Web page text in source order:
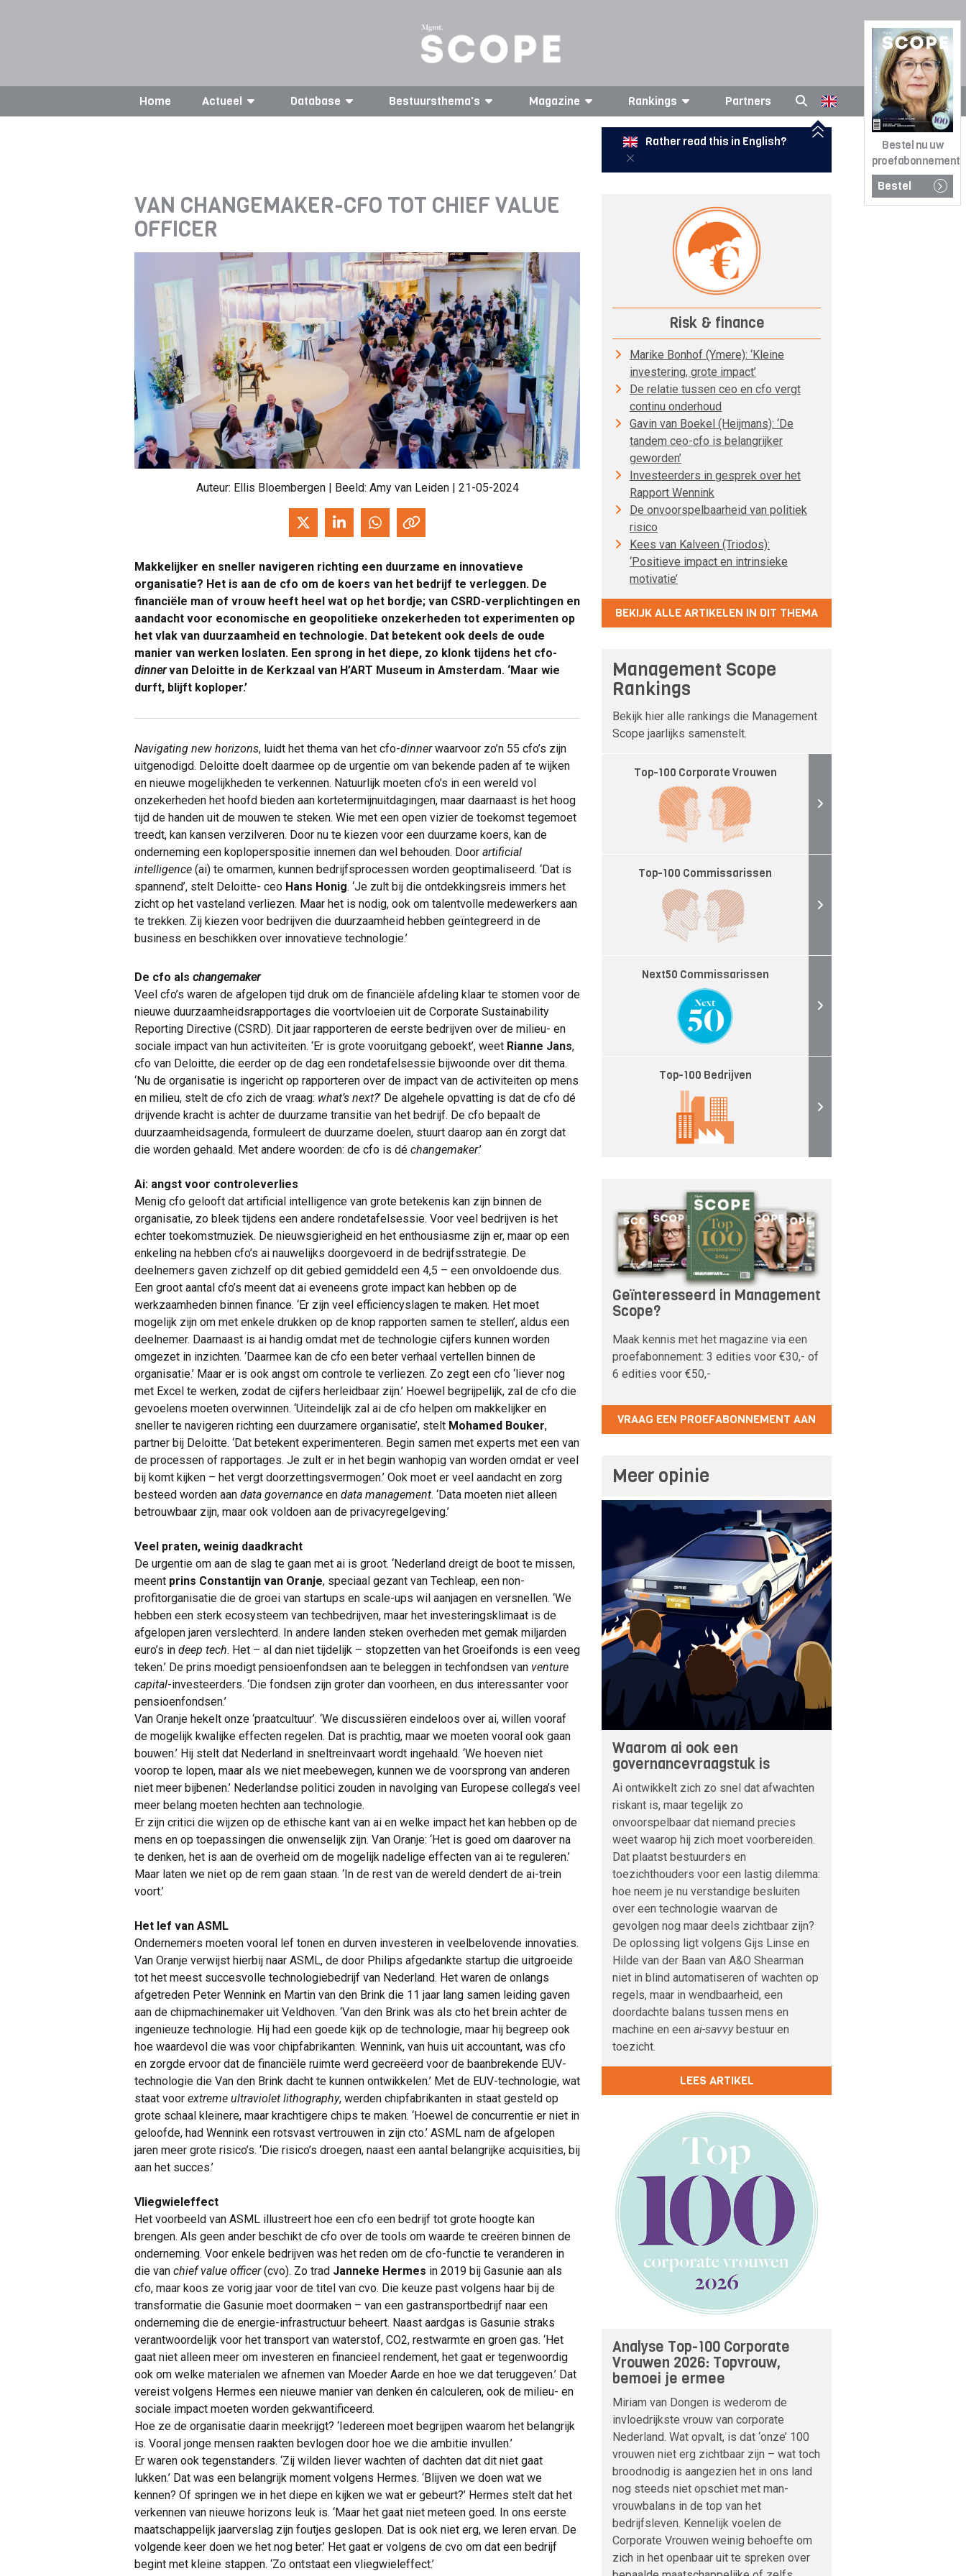
Bestel nu uw
proefabonnement
Bestel
Home Actueel Database Bestuursthema's Magazine Rankings Partners
Rather read this in English?
VAN CHANGEMAKER-CFO TOT CHIEF VALUE
OFFICER
Auteur: Ellis Bloembergen| Beeld: Amy van Leiden | 21-05-2024
Makkelijker en sneller navigeren richting een duurzame en innovatieve
organisatie? Het is aan de cfo om de koers van het bedrijf te verleggen. De
financiële man of vrouw heeft heel wat op het bordje; van CSRD-verplichtingen en
aandacht voor economische en geopolitieke onzekerheden tot experimenten op
het vlak van duurzaamheid en technologie. Dat betekent ook deels de oude
manier van werken loslaten. Een sprong in het diepe, zo klonk tijdens het cfo-
dinnervan Deloitte in de Kerkzaal van H’ART Museum in Amsterdam. ‘Maar wie
durft, blijft koploper.’
Navigating new horizons, luidt het thema van het cfo-dinnerwaarvoor zo’n 55 cfo’s zijn
uitgenodigd. Deloitte doelt daarmee op de urgentie om van bekende paden af te wijken
en nieuwe mogelijkheden te verkennen. Natuurlijk moeten cfo’s in een wereld vol
onzekerheden het hoofd bieden aan kortetermijnuitdagingen, maar daarnaast is het hoog
tijd de handen uit de mouwen te steken. Wie met een open vizier de toekomst tegemoet
treedt, kan kansen verzilveren. Door nu te kiezen voor een duurzame koers, kan de
onderneming een koploperspositie innemen dan wel behouden. Door artificial
intelligence (ai) te omarmen, kunnen bedrijfsprocessen worden geoptimaliseerd. ‘Dat is
spannend’, stelt Deloitte- ceo Hans Honig. ‘Je zult bij die ontdekkingsreis immers het
zicht op het vasteland verliezen. Maar het is nodig, ook om talentvolle medewerkers aan
te trekken. Zij kiezen voor bedrijven die duurzaamheid hebben geïntegreerd in de
business en beschikken over innovatieve technologie.’
De cfo als changemaker
Veel cfo’s waren de afgelopen tijd druk om de financiële afdeling klaar te stomen voor de
nieuwe duurzaamheidsrapportages die voortvloeien uit de Corporate Sustainability
Reporting Directive (CSRD). Dit jaar rapporteren de eerste bedrijven over de milieu- en
sociale impact van hun activiteiten. ‘Er is grote vooruitgang geboekt’, weet Rianne Jans,
cfo van Deloitte, die eerder op de dag een rondetafelsessie bijwoonde over dit thema.
‘Nu de organisatie is ingericht op rapporteren over de impact van de activiteiten op mens
en milieu, stelt de cfo zich de vraag: what’s next?’ De algehele opvatting is dat de cfo dé
drijvende kracht is achter de duurzame transitie van het bedrijf. De cfo bepaalt de
duurzaamheidsagenda, formuleert de duurzame doelen, stuurt daarop aan én zorgt dat
die worden gehaald. Met andere woorden: de cfo is dé changemaker.’
Ai: angst voor controleverlies
Menig cfo gelooft dat artificial intelligence van grote betekenis kan zijn binnen de
organisatie, zo bleek tijdens een andere rondetafelsessie. Voor veel bedrijven is het
echter toekomstmuziek. De nieuwsgierigheid en het enthousiasme zijn er, maar op een
enkeling na hebben cfo’s ai nauwelijks doorgevoerd in de bedrijfsstrategie. De
deelnemers gaven zichzelf op dit gebied gemiddeld een 4,5 – een onvoldoende dus.
Een groot aantal cfo’s meent dat ai eveneens grote impact kan hebben op de
werkzaamheden binnen finance. ‘Er zijn veel efficiencyslagen te maken. Het moet
mogelijk zijn om met enkele drukken op de knop rapporten samen te stellen’, aldus een
deelnemer. Daarnaast is ai handig omdat met de technologie cijfers kunnen worden
omgezet in inzichten. ‘Daarmee kan de cfo een beter verhaal vertellen binnen de
organisatie.’ Maar er is ook angst om controle te verliezen. Zo zegt een cfo ‘liever nog
met Excel te werken, zodat de cijfers herleidbaar zijn.’ Hoewel begrijpelijk, zal de cfo die
gevoelens moeten overwinnen. ‘Uiteindelijk zal ai de cfo helpen om makkelijker en
sneller te navigeren richting een duurzamere organisatie’, stelt Mohamed Bouker,
partner bij Deloitte. ‘Dat betekent experimenteren. Begin samen met experts met een van
de processen of rapportages. Je zult er in het begin wanhopig van worden omdat er veel
bij komt kijken – het vergt doorzettingsvermogen.’ Ook moet er veel aandacht en zorg
besteed worden aan data governance en data management. ‘Data moeten niet alleen
betrouwbaar zijn, maar ook voldoen aan de privacyregelgeving.’
Veel praten, weinig daadkracht
De urgentie om aan de slag te gaan met ai is groot. ‘Nederland dreigt de boot te missen,
meent prins Constantijn van Oranje, speciaal gezant van Techleap, een non-
profitorganisatie die de groei van startups en scale-ups wil aanjagen en versnellen. ‘We
hebben een sterk ecosysteem van techbedrijven, maar het investeringsklimaat is de
afgelopen jaren verslechterd. In andere landen steken overheden met gemak miljarden
euro’s in deep tech. Het – al dan niet tijdelijk – stopzetten van het Groeifonds is een veeg
teken.’ De prins moedigt pensioenfondsen aan te beleggen in techfondsen van venture
capital-investeerders. ‘Die fondsen zijn groter dan voorheen, en dus interessanter voor
pensioenfondsen.’
Van Oranje hekelt onze ‘praatcultuur’. ‘We discussiëren eindeloos over ai, willen vooraf
de mogelijk kwalijke effecten regelen. Dat is prachtig, maar we moeten vooral ook gaan
bouwen.’ Hij stelt dat Nederland in sneltreinvaart wordt ingehaald. ‘We hoeven niet
voorop te lopen, maar als we niet meebewegen, kunnen we de voorsprong van anderen
niet meer bijbenen.’ Nederlandse politici zouden in navolging van Europese collega’s veel
meer belang moeten hechten aan technologie.
Er zijn critici die wijzen op de ethische kant van ai en welke impact het kan hebben op de
mens en op toepassingen die onwenselijk zijn. Van Oranje: ‘Het is goed om daarover na
te denken, het is aan de overheid om de mogelijk nadelige effecten van ai te reguleren.’
Maar laten we niet op de rem gaan staan. ‘In de rest van de wereld dendert de ai-trein
voort.’
Het lef van ASML
Ondernemers moeten vooral lef tonen en durven investeren in veelbelovende innovaties.
Van Oranje verwijst hierbij naar ASML, de door Philips afgedankte startup die uitgroeide
tot het meest succesvolle technologiebedrijf van Nederland. Het waren de onlangs
afgetreden Peter Wennink en Martin van den Brink die 11 jaar lang samen leiding gaven
aan de chipmachinemaker uit Veldhoven. ‘Van den Brink was als cto het brein achter de
ingenieuze technologie. Hij had een goede kijk op de technologie, maar hij begreep ook
hoe waardevol die was voor chipfabrikanten. Wennink, van huis uit accountant, was cfo
en zorgde ervoor dat de financiële ruimte werd gecreëerd voor de baanbrekende EUV-
technologie die Van den Brink dacht te kunnen ontwikkelen.’ Met de EUV-technologie, wat
staat voor extreme ultraviolet lithography, werden chipfabrikanten in staat gesteld op
grote schaal kleinere, maar krachtigere chips te maken. ‘Hoewel de concurrentie er niet in
geloofde, had Wennink een rotsvast vertrouwen in zijn cto.’ ASML nam de afgelopen
jaren meer grote risico’s. ‘Die risico’s droegen, naast een aantal belangrijke acquisities, bij
aan het succes.’
Vliegwieleffect
Het voorbeeld van ASML illustreert hoe een cfo een bedrijf tot grote hoogte kan
brengen. Als geen ander beschikt de cfo over de tools om waarde te creëren binnen de
onderneming. Voor enkele bedrijven was het reden om de cfo-functie te veranderen in
die van chief value officer(cvo). Zo trad Janneke Hermes in 2019 bij Gasunie aan als
cfo, maar koos ze vorig jaar voor de titel van cvo. Die keuze past volgens haar bij de
transformatie die Gasunie moet doormaken – van een gastransportbedrijf naar een
onderneming die de energie-infrastructuur beheert. Naast aardgas is Gasunie straks
verantwoordelijk voor het transport van waterstof, CO2, restwarmte en groen gas. ‘Het
gaat niet alleen meer om investeren en financieel rendement, het gaat er tegenwoordig
ook om welke materialen we afnemen van Moeder Aarde en hoe we dat teruggeven.’ Dat
vereist volgens Hermes een nieuwe manier van denken én calculeren, ook de milieu- en
sociale impact moeten worden gekwantificeerd.
Hoe ze de organisatie daarin meekrijgt? ‘Iedereen moet begrijpen waarom het belangrijk
is. Vooral jonge mensen raakten bevlogen door hoe we die ambitie invullen.’
Er waren ook tegenstanders. ‘Zij wilden liever wachten of dachten dat dit niet gaat
lukken.’ Dat was een belangrijk moment volgens Hermes. ‘Blijven we doen wat we
kennen? Of springen we in het diepe en kijken we wat er gebeurt?’ Hermes stelt dat het
verkennen van nieuwe horizons leuk is. ‘Maar het gaat niet meteen goed. In ons eerste
maatschappelijk jaarverslag zijn foutjes geslopen. Dat is ook niet erg, we leren ervan. De
volgende keer doen we het nog beter.’ Het gaat er volgens de cvo om dat een bedrijf
begint met kleine stappen. ‘Zo ontstaat een vliegwieleffect.’
Risk & finance
Marike Bonhof (Ymere): ‘Kleine
investering, grote impact’
De relatie tussen ceo en cfo vergt
continu onderhoud
Gavin van Boekel (Heijmans): ‘De
tandem ceo-cfo is belangrijker
geworden’
Investeerders in gesprek over het
Rapport Wennink
De onvoorspelbaarheid van politiek
risico
Kees van Kalveen (Triodos):
‘Positieve impact en intrinsieke
motivatie’
BEKIJK ALLE ARTIKELEN IN DIT THEMA
Management Scope
Rankings
Bekijk hier alle rankings die Management
Scope jaarlijks samenstelt.
Top-100 Corporate Vrouwen
Top-100 Commissarissen
Next50 Commissarissen
Top-100 Bedrijven
Geïnteresseerd in Management
Scope?
Maak kennis met het magazine via een
proefabonnement: 3 edities voor €30,- of
6 edities voor €50,-
VRAAG EEN PROEFABONNEMENT AAN
Meer opinie
Waarom ai ook een
governancevraagstuk is
Ai ontwikkelt zich zo snel dat afwachten
riskant is, maar tegelijk zo
onvoorspelbaar dat niemand precies
weet waarop hij zich moet voorbereiden.
Dat plaatst bestuurders en
toezichthouders voor een lastig dilemma:
hoe neem je nu verstandige besluiten
over een technologie waarvan de
gevolgen nog maar deels zichtbaar zijn?
De oplossing ligt volgens Gijs Linse en
Hilde van der Baan van A&O Shearman
niet in blind automatiseren of wachten op
regels, maar in wendbaarheid, een
doordachte balans tussen mens en
machine en een ai-savvybestuur en
toezicht.
LEES ARTIKEL
Analyse Top-100 Corporate
Vrouwen 2026: Topvrouw,
bemoei je ermee
Miriam van Dongen is wederom de
invloedrijkste vrouw van corporate
Nederland. Wat opvalt, is dat ‘onze’ 100
vrouwen niet erg zichtbaar zijn – wat toch
broodnodig is aangezien het in ons land
nog steeds niet opschiet met man-
vrouwbalans in de top van het
bedrijfsleven. Kennelijk voelen de
Corporate Vrouwen weinig behoefte om
zich in het openbaar uit te spreken over